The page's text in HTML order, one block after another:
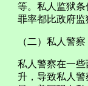
等。私人监狱
罪率都比政府
（二）私人警察
私人警察在一
升，导致私人